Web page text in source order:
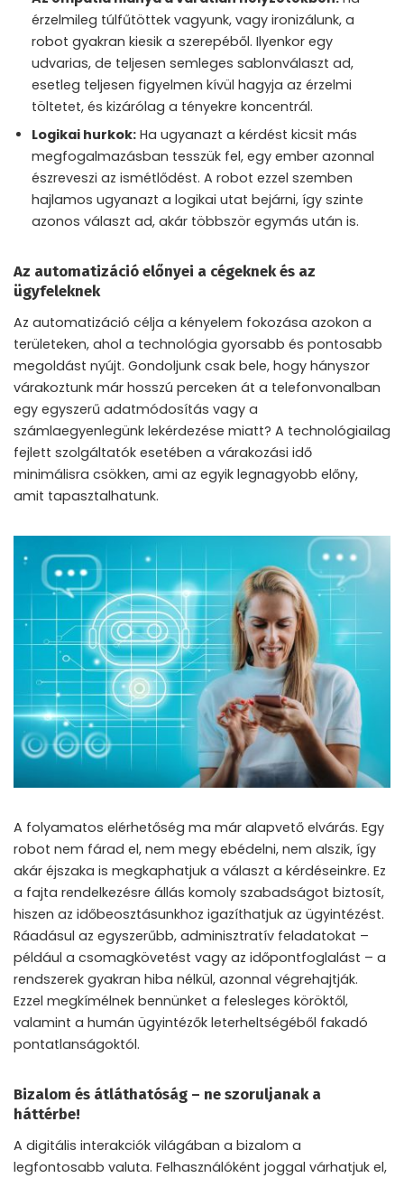
érzelmileg túlfűtöttek vagyunk, vagy ironizálunk, a
robot gyakran kiesik a szerepéből. Ilyenkor egy
udvarias, de teljesen semleges sablonválaszt ad,
esetleg teljesen figyelmen kívül hagyja az érzelmi
töltetet, és kizárólag a tényekre koncentrál.
Logikai hurkok: Ha ugyanazt a kérdést kicsit más
megfogalmazásban tesszük fel, egy ember azonnal
észreveszi az ismétlődést. A robot ezzel szemben
hajlamos ugyanazt a logikai utat bejárni, így szinte
azonos választ ad, akár többször egymás után is.
Az automatizáció előnyei a cégeknek és az
ügyfeleknek
Az automatizáció célja a kényelem fokozása azokon a
területeken, ahol a technológia gyorsabb és pontosabb
megoldást nyújt. Gondoljunk csak bele, hogy hányszor
várakoztunk már hosszú perceken át a telefonvonalban
egy egyszerű adatmódosítás vagy a
számlaegyenlegünk lekérdezése miatt? A technológiailag
fejlett szolgáltatók esetében a várakozási idő
minimálisra csökken, ami az egyik legnagyobb előny,
amit tapasztalhatunk.
A folyamatos elérhetőség ma már alapvető elvárás. Egy
robot nem fárad el, nem megy ebédelni, nem alszik, így
akár éjszaka is megkaphatjuk a választ a kérdéseinkre. Ez
a fajta rendelkezésre állás komoly szabadságot biztosít,
hiszen az időbeosztásunkhoz igazíthatjuk az ügyintézést.
Ráadásul az egyszerűbb, adminisztratív feladatokat –
például a csomagkövetést vagy az időpontfoglalást – a
rendszerek gyakran hiba nélkül, azonnal végrehajtják.
Ezzel megkímélnek bennünket a felesleges köröktől,
valamint a humán ügyintézők leterheltségéből fakadó
pontatlanságoktól.
Bizalom és átláthatóság – ne szoruljanak a
háttérbe!
A digitális interakciók világában a bizalom a
legfontosabb valuta. Felhasználóként joggal várhatjuk el,